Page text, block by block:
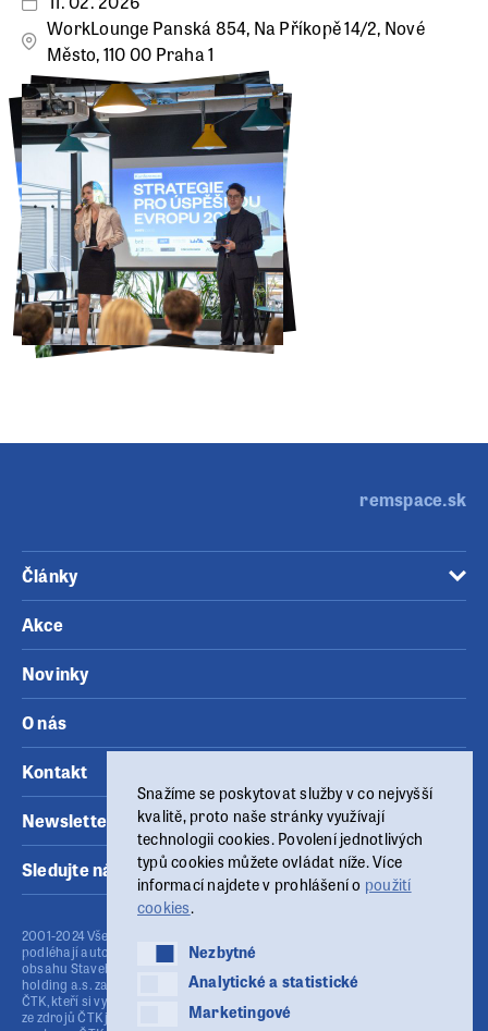
WorkLounge Panská 854, Na Příkopě 14/2, Nové
Město, 110 00 Praha 1
remspace.sk
Články
Akce
Novinky
O nás
Kontakt
Newsletter
Sledujte nás
2001-2024 Všechny materiály zveřejněné na těchto www stránkách
podléhají autorskému zákonu (č.121/2000 Sb.). Publikování nebo šíření
obsahu Stavebního fóra je bez písemného souhlasu provozovatele MSG
holding a.s. zakázáno. Stavební fórum využívá agenturní zpravodajství
ČTK, kteří si vyhrazují veškerá práva. Publikování nebo další šíření obsahu
ze zdrojů ČTK je výslovně zakázáno bez předchozího písemného souhlasu
Snažíme se poskytovat služby v co nejvyšší
kvalitě, proto naše stránky využívají
technologii cookies. Povolení jednotlivých
typů cookies můžete ovládat níže. Více
informací najdete v prohlášení o použití
cookies.
NezbytnéNezbytné
Analytické a statistické
Analytické a statistické
Marketingové
Marketingové